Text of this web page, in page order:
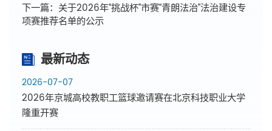
下一篇： 关于2026年“挑战杯”市赛“青朗法治”法治建设专
项赛推荐名单的公示
最新动态
2026-07-07
2026年京城高校教职工篮球邀请赛在北京科技职业大学
隆重开赛